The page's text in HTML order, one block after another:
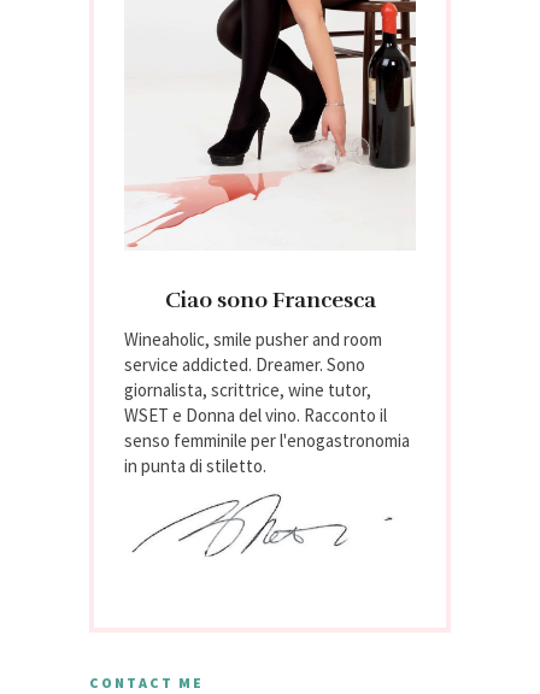
Ciao sono Francesca
Wineaholic, smile pusher and room
service addicted. Dreamer. Sono
giornalista, scrittrice, wine tutor,
WSET e Donna del vino. Racconto il
senso femminile per l'enogastronomia
in punta di stiletto.
CONTACT ME